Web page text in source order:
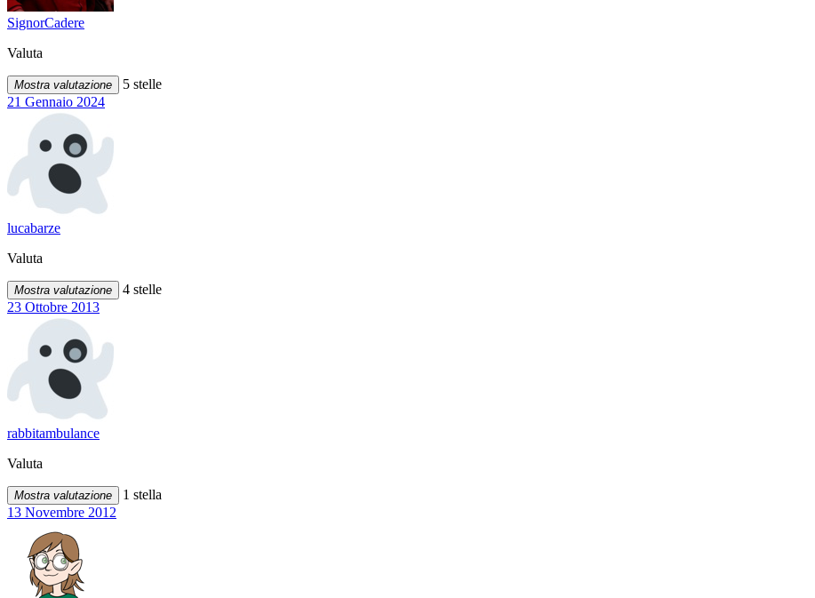
SignorCadere
Valuta
Mostra valutazione
5 stelle
21 Gennaio 2024
lucabarze
Valuta
Mostra valutazione
4 stelle
23 Ottobre 2013
rabbitambulance
Valuta
Mostra valutazione
1 stella
13 Novembre 2012